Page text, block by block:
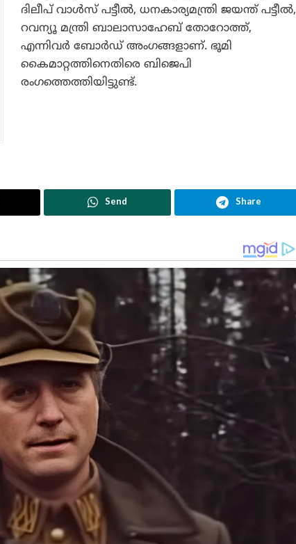
ദിലീപ് വാള്‍സ് പട്ടീല്‍, ധനകാര്യമന്ത്രി ജയന്ത് പട്ടീല്‍,
റവന്യൂ മന്ത്രി ബാലാസാഹേബ് തോറോത്ത്,
എന്നിവര്‍ ബോര്‍ഡ് അംഗങ്ങളാണ്. ഭൂമി
കൈമാറ്റത്തിനെതിരെ ബിജെപി
രംഗത്തെത്തിയിട്ടുണ്ട്.
Send Share